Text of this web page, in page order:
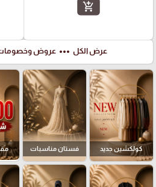
add_shopping_cart
عرض الكل more_horiz عروض وخصومات
كولكشين جديد فستان مناسبات